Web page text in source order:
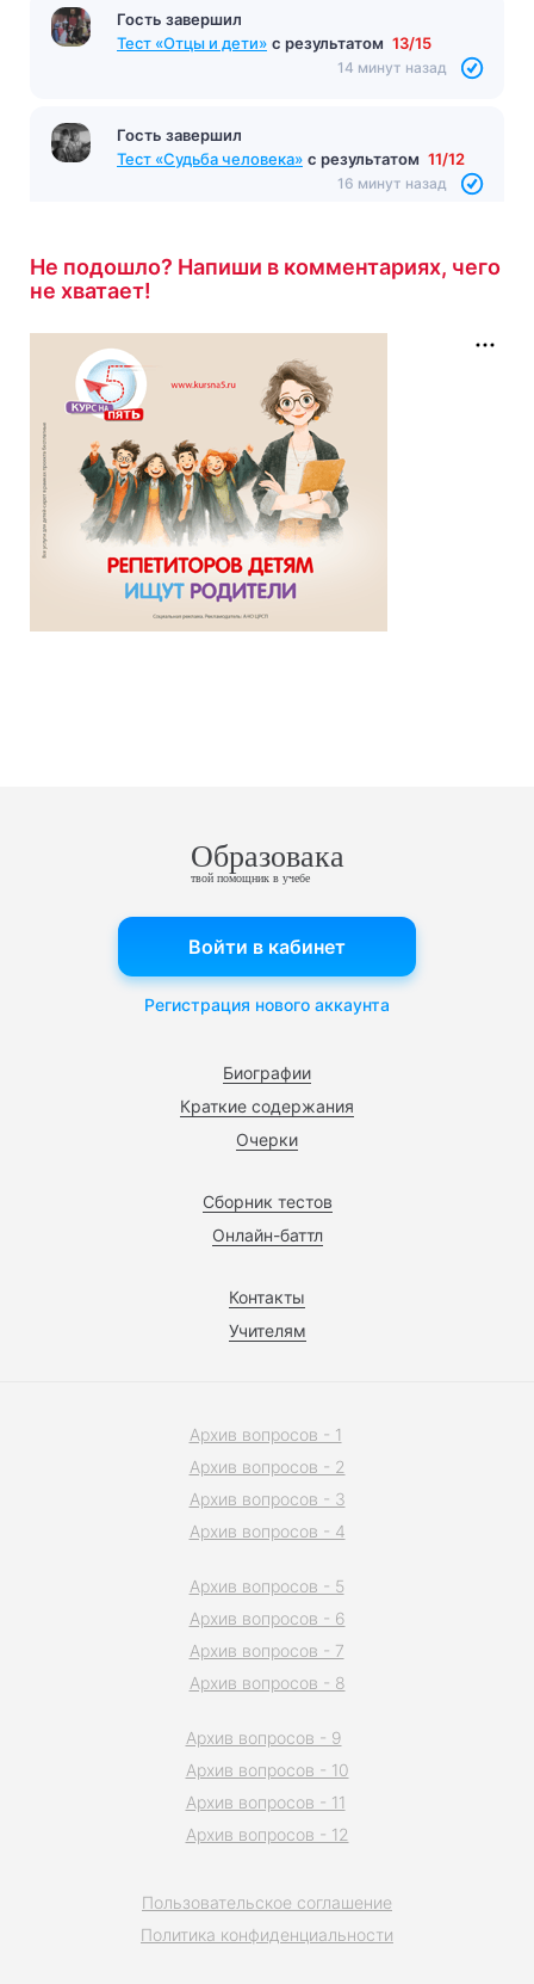
Гость завершил
Тест по произведению «Прометей
с результатом 3/10
Гость завершил
с результатом 13/15
Не подошло? Напиши в комментариях, чего
не хватает!
Образовака
твой помощник в учебе
Биографии
Краткие содержания
Очерки
Сборник тестов
Онлайн-баттл
Контакты
Учителям
Войти в кабинет
Регистрация нового аккаунта
Пользовательское соглашение
Политика конфиденциальности
Архив вопросов - 1
Архив вопросов - 2
Архив вопросов - 3
Архив вопросов - 4
Архив вопросов - 5
Архив вопросов - 6
Архив вопросов - 7
Архив вопросов - 8
Архив вопросов - 9
Архив вопросов - 10
Архив вопросов - 11
Архив вопросов - 12